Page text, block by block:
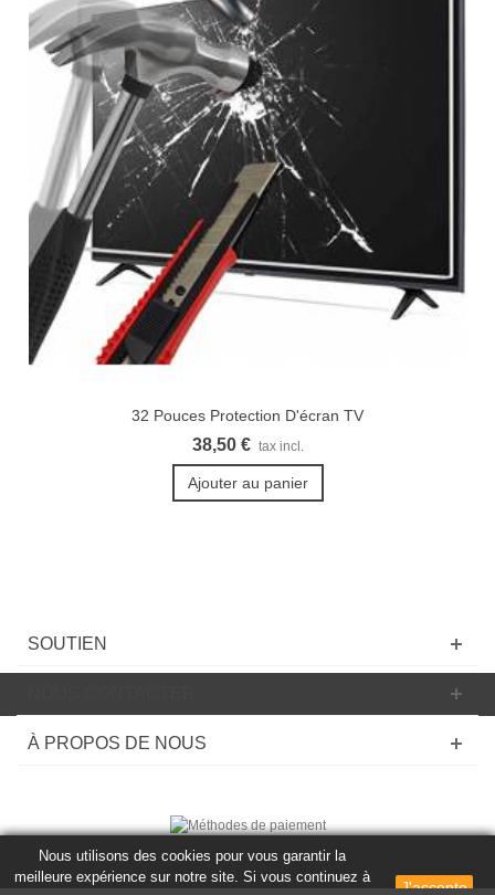
32 Pouces Protection D'écran TV
38,50 € tax incl.
Ajouter au panier
Nous utilisons des cookies pour vous garantir la
meilleure expérience sur notre site. Si vous continuez à
J'accepte
SOUTIEN
À PROPOS DE NOUS
© 2020 Powered by Presta Shop™. Tous les droits sont réservés